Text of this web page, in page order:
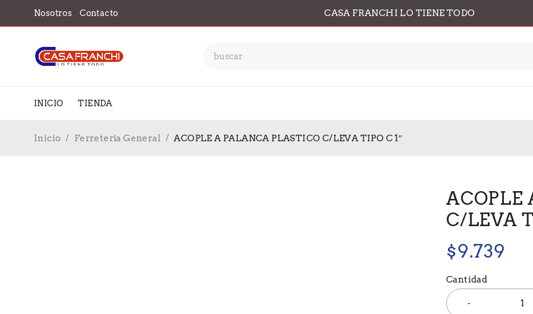
Nosotros Contacto CASA FRANCHI LO TIENE TODO
INICIO TIENDA
Inicio / Ferretería General / ACOPLE A PALANCA PLASTICO C/LEVA TIPO C 1″
ACOPLE
C/LEVA
$9.739
Cantidad